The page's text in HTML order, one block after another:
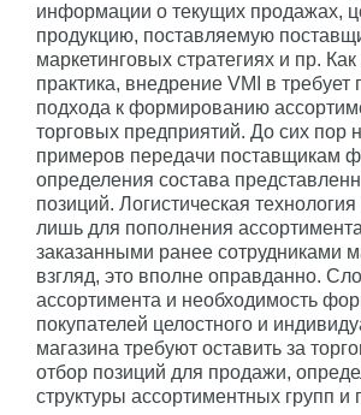
информации о текущих продажах,
продукцию, поставляемую
маркетинговых стратегиях и пр.
практика, внедрение VMI в требует
подхода к формированию
торговых предприятий. До сих пор
примеров передачи поставщикам
определения состава
позиций. Логистическая
лишь для пополнения
заказанными ранее сотрудниками
взгляд, это вполне оправданно.
ассортимента и необходимость
покупателей целостного и
магазина требуют оставить за
отбор позиций для продажи,
структуры ассортиментных групп и